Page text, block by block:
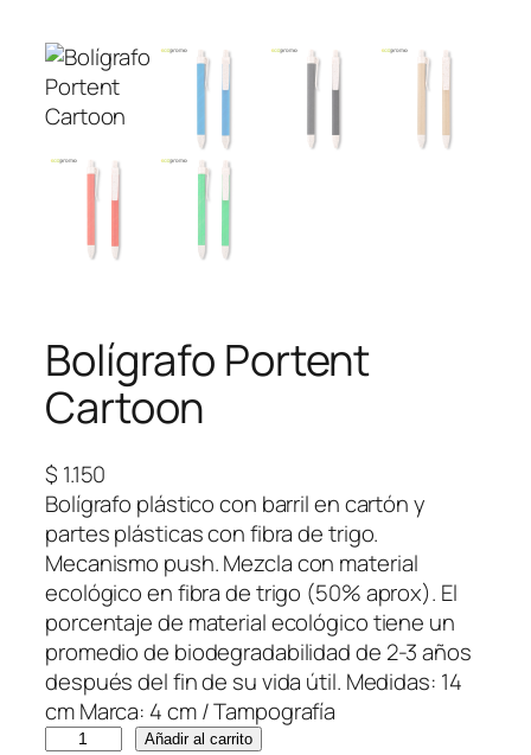
Bolígrafo Portent
Cartoon
$ 1.150
Bolígrafo plástico con barril en cartón y
partes plásticas con fibra de trigo.
Mecanismo push. Mezcla con material
ecológico en fibra de trigo (50% aprox). El
porcentaje de material ecológico tiene un
promedio de biodegradabilidad de 2-3 años
después del fin de su vida útil. Medidas: 14
cm Marca: 4 cm / Tampografía
Añadir al carrito